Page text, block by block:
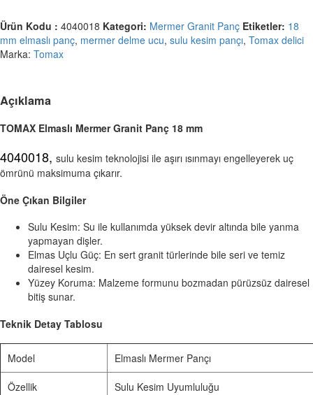
Panç
18
mm
quantity
Ürün Kodu : 4040018 Kategori: Mermer Granit Panç Etiketler: 18
mm elmaslı panç, mermer delme ucu, sulu kesim pançı, Tomax delici
Marka: Tomax
Açıklama
TOMAX Elmaslı Mermer Granit Panç 18 mm
4040018, sulu kesim teknolojisi ile aşırı ısınmayı engelleyerek uç
ömrünü maksimuma çıkarır.
Öne Çıkan Bilgiler
Sulu Kesim: Su ile kullanımda yüksek devir altında bile yanma
yapmayan dişler.
Elmas Uçlu Güç: En sert granit türlerinde bile seri ve temiz
dairesel kesim.
Yüzey Koruma: Malzeme formunu bozmadan pürüzsüz dairesel
bitiş sunar.
Teknik Detay Tablosu
Model Elmaslı Mermer Pançı
Özellik Sulu Kesim Uyumluluğu